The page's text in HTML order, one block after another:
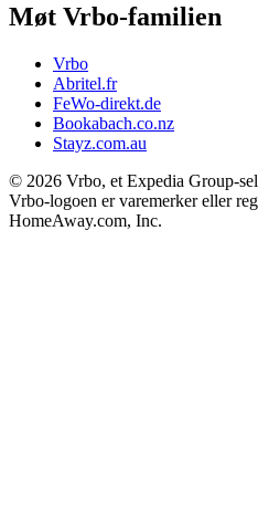
Møt Vrbo-familien
Vrbo
Abritel.fr
FeWo-direkt.de
Bookabach.co.nz
Stayz.com.au
© 2026 Vrbo, et Expedia Group-
Vrbo-logoen er varemerker eller
HomeAway.com, Inc.